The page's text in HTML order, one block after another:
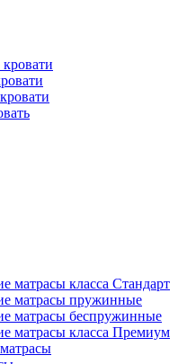
матрасы класса Стандарт
матрасы пружинные
матрасы беспружинные
матрасы класса Премиум